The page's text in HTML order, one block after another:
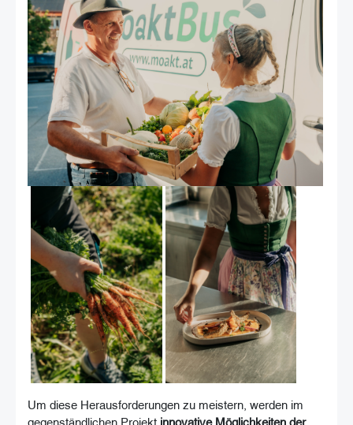
Um diese Herausforderungen zu meistern, werden im
gegenständlichen Projekt innovative Möglichkeiten der